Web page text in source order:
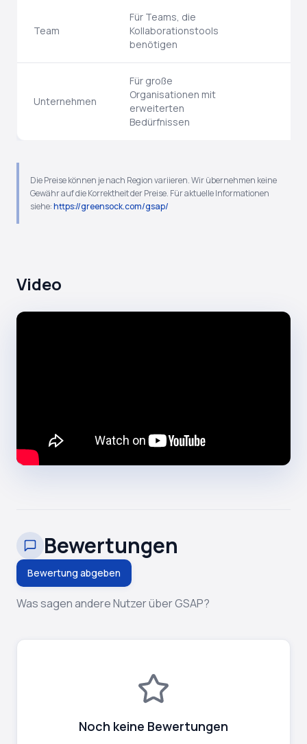
Team
Für Teams, die
Kollaborationstools
benötigen
Unternehmen
Für große
Organisationen mit
erweiterten
Bedürfnissen
Die Preise können je nach Region variieren. Wir übernehmen keine
Gewähr auf die Korrektheit der Preise. Für aktuelle Informationen
siehe:https://greensock.com/gsap/
Video
Bewertungen
Bewertung abgeben
Was sagen andere Nutzer über GSAP?
Noch keine Bewertungen